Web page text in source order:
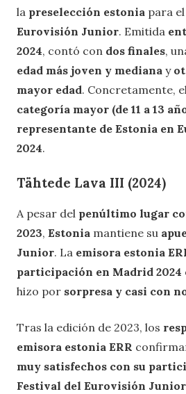
la preselección estonia para el
Eurovisión Junior. Emitida
2024, contó con dos finales,
edad más joven y mediana y
mayor edad. Concretamente,
categoría mayor (de 11 a 13
representante de Estonia en
2024.
Tähtede Lava III (2024)
A pesar del penúltimo lugar
2023, Estonia mantiene su
Junior. La emisora estonia
participación en Madrid 2024
hizo por sorpresa y casi con
Tras la edición de 2023, los
emisora estonia ERR
muy satisfechos con su
Festival del Eurovisión Junior